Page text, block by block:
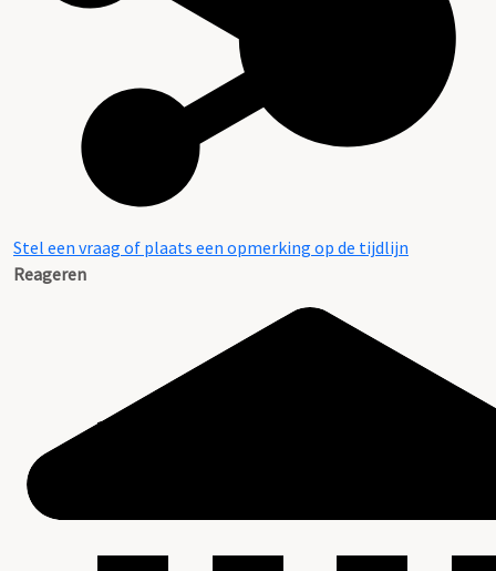
Stel een vraag of plaats een opmerking op de tijdlijn
Reageren